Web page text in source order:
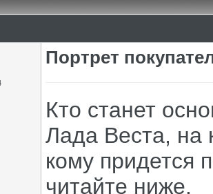
Портрет
Кто станет
Лада Веста, на
кому придется
читайте ниже.